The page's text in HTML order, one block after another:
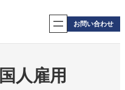
お問い合わせ
人雇用